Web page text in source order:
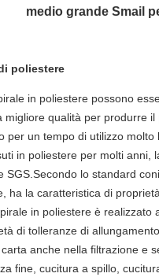
medio grande Smail
poliestere
in poliestere possono
migliore qualità per produrre il
per un tempo di utilizzo
in poliestere per molti anni,
SGS.Secondo lo standard con
ha la caratteristica di
in poliestere è
di tolleranze di
anche nella filtrazione e
fine, cucitura a spillo,